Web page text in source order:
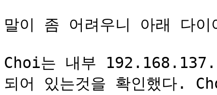
말이 좀 어려우니 아래 다
Choi는 내부
되어 있는것을 확인했다.